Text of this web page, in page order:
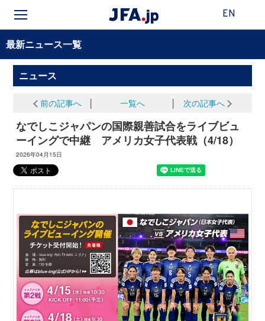
EN
最新ニュース一覧
ニュース
前の記事へ 一覧へ 次の記事へ
なでしこジャパンの国際親善試合をライブビュ
ーイングで中継 アメリカ女子代表戦（4/18）
2026年04月15日